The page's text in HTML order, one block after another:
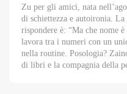
Zu per gli amici, nata
di schiettezza e autoironia.
rispondere è: “Ma che nome
lavora tra i numeri con un
nella routine. Posologia?
di libri e la compagnia della